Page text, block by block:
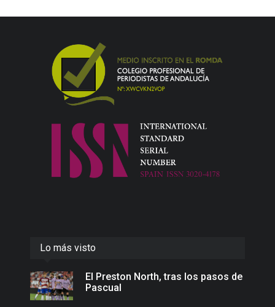
Lo más visto
El Preston North, tras los pasos de
Pascual